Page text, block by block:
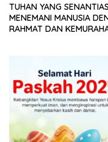
TUHAN YANG
MENEMANI MANUSIA
RAHMAT DAN